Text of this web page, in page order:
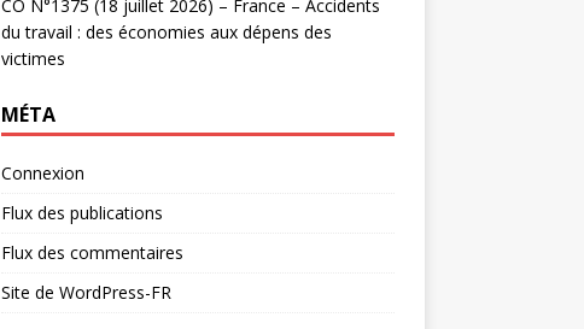
CO N°1375 (18 juillet 2026) – France – Accidents
du travail : des économies aux dépens des
victimes
MÉTA
Connexion
Flux des publications
Flux des commentaires
Site de WordPress-FR